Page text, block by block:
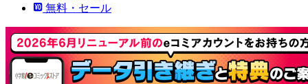
無料・セール